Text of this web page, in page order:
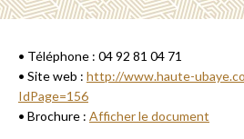
• Téléphone : 04 92 81 04 71
• Site web : http://www.haute-
IdPage=156
• Brochure : Afficher le document